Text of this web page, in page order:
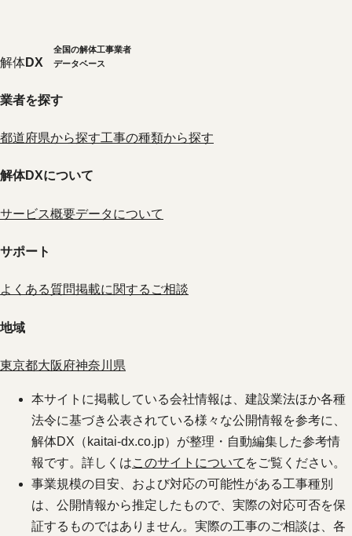
解体DX
全国の解体工事業者
データベース
業者を探す
都道府県から探す工事の種類から探す
解体DXについて
サービス概要データについて
サポート
よくある質問掲載に関するご相談
地域
東京都大阪府神奈川県
本サイトに掲載している会社情報は、建設業法ほか各種
法令に基づき公表されている様々な公開情報を参考に、
解体DX（kaitai-dx.co.jp）が整理・自動編集した参考情
報です。詳しくはこのサイトについて をご覧ください。
事業規模の目安、および対応の可能性がある工事種別
は、公開情報から推定したもので、実際の対応可否を保
証するものではありません。実際の工事のご相談は、各